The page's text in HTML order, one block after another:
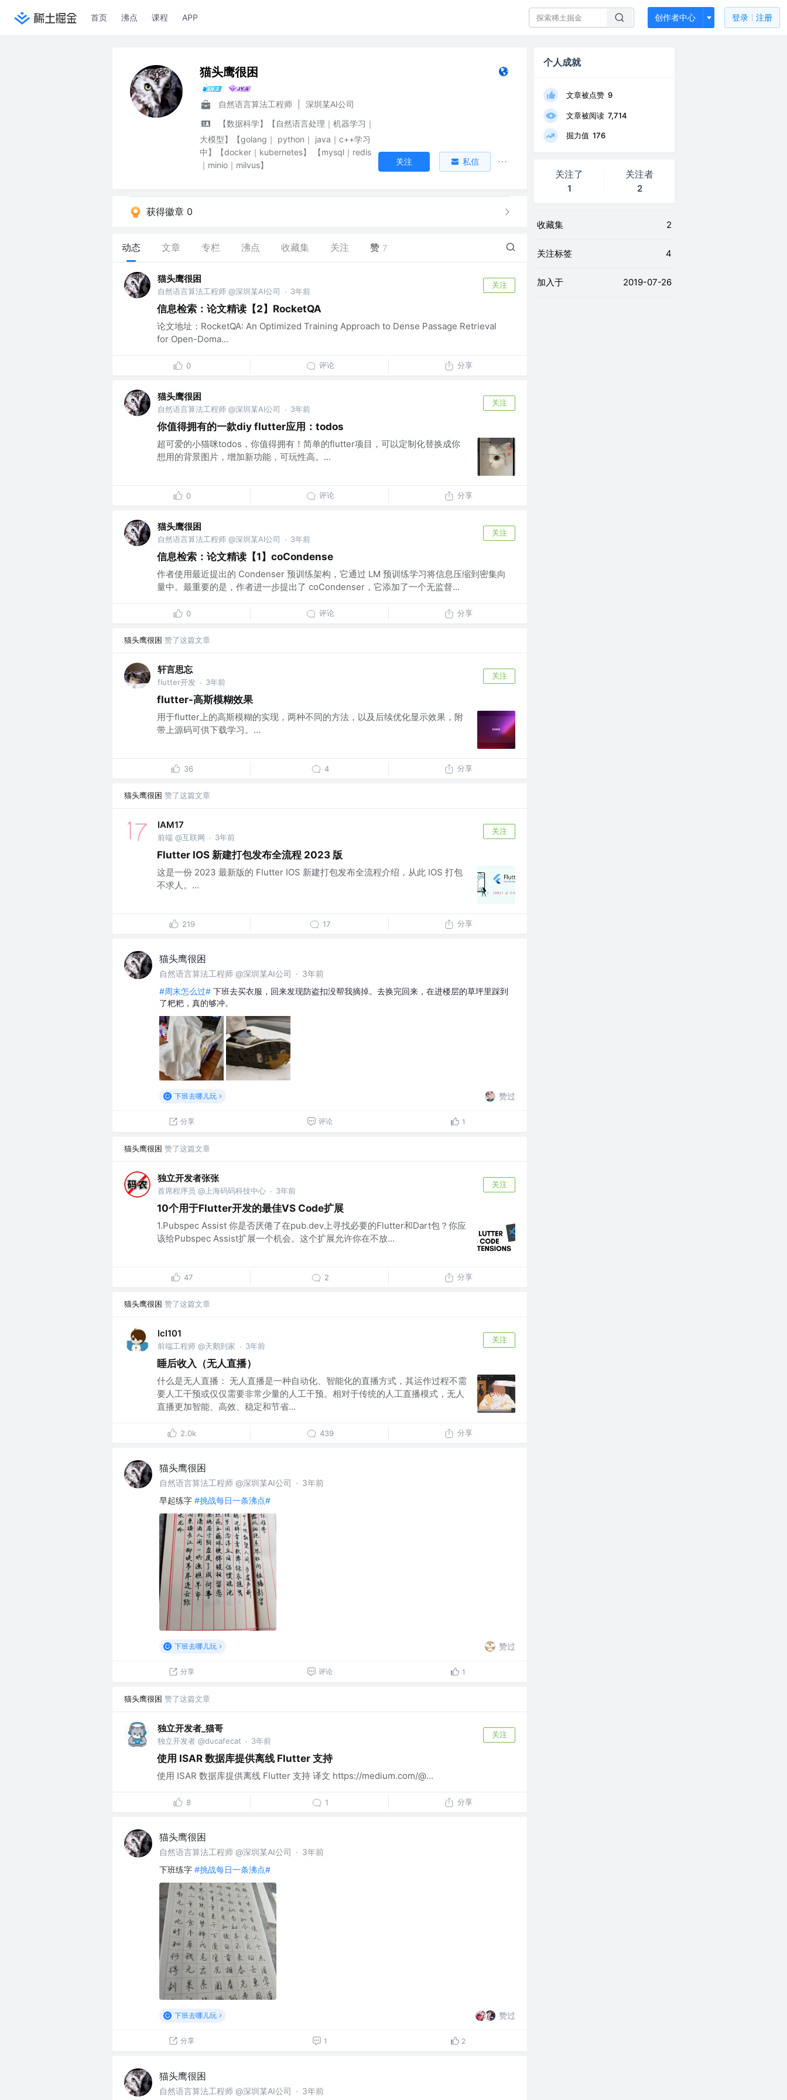
首页 沸点 课程 APP 创作者中心 登录 注册
猫头鹰很困
自然语言算法工程师
深圳某AI公司
【数据科学】【自然语言处理｜机器学习｜
大模型】【golang｜ python｜ java｜c++学习
中】【docker｜kubernetes】 【mysql｜redis
｜minio｜milvus】
关注 私信
获得徽章 0
动态 文章 专栏 沸点 收藏集 关注 赞 7
猫头鹰很困
自然语言算法工程师 @深圳某AI公司 · 3年前
关注
信息检索：论文精读【2】RocketQA
论文地址：RocketQA: An Optimized Training Approach to Dense Passage Retrieval
for Open-Doma...
0 评论 分享
猫头鹰很困
自然语言算法工程师 @深圳某AI公司 · 3年前
关注
你值得拥有的一款diy flutter应用：todos
超可爱的小猫咪todos，你值得拥有！简单的flutter项目，可以定制化替换成你
想用的背景图片，增加新功能，可玩性高。...
0 评论 分享
猫头鹰很困
自然语言算法工程师 @深圳某AI公司 · 3年前
关注
信息检索：论文精读【1】coCondense
作者使用最近提出的 Condenser 预训练架构，它通过 LM 预训练学习将信息压缩到密集向
量中。最重要的是，作者进一步提出了 coCondenser，它添加了一个无监督...
0 评论 分享
猫头鹰很困 赞了这篇文章
轩言思忘
flutter开发 · 3年前
关注
flutter-高斯模糊效果
用于flutter上的高斯模糊的实现，两种不同的方法，以及后续优化显示效果，附
带上源码可供下载学习。...
36 4 分享
猫头鹰很困 赞了这篇文章
IAM17
前端 @互联网 · 3年前
关注
Flutter IOS 新建打包发布全流程 2023 版
这是一份 2023 最新版的 Flutter IOS 新建打包发布全流程介绍，从此 IOS 打包
不求人。...
219 17 分享
猫头鹰很困
自然语言算法工程师 @深圳某AI公司 · 3年前
#周末怎么过# 下班去买衣服，回来发现防盗扣没帮我摘掉。去换完回来，在进楼层的草坪里踩到
了粑粑，真的够冲。
下班去哪儿玩 赞过
分享 评论 1
猫头鹰很困 赞了这篇文章
独立开发者张张
首席程序员 @上海码码科技中心 · 3年前
关注
10个用于Flutter开发的最佳VS Code扩展
1.Pubspec Assist 你是否厌倦了在pub.dev上寻找必要的Flutter和Dart包？你应
该给Pubspec Assist扩展一个机会。这个扩展允许你在不放...
47 2 分享
猫头鹰很困 赞了这篇文章
lcl101
前端工程师 @天鹅到家 · 3年前
关注
睡后收入（无人直播）
什么是无人直播： 无人直播是一种自动化、智能化的直播方式，其运作过程不需
要人工干预或仅仅需要非常少量的人工干预。相对于传统的人工直播模式，无人
直播更加智能、高效、稳定和节省...
2.0k 439 分享
猫头鹰很困
自然语言算法工程师 @深圳某AI公司 · 3年前
早起练字 #挑战每日一条沸点#
下班去哪儿玩 赞过
分享 评论 1
猫头鹰很困 赞了这篇文章
独立开发者_猫哥
独立开发者 @ducafecat · 3年前
关注
使用 ISAR 数据库提供离线 Flutter 支持
使用 ISAR 数据库提供离线 Flutter 支持 译文 https://medium.com/@...
8 1 分享
猫头鹰很困
自然语言算法工程师 @深圳某AI公司 · 3年前
下班练字 #挑战每日一条沸点#
下班去哪儿玩 赞过
分享 1 2
猫头鹰很困
自然语言算法工程师 @深圳某AI公司 · 3年前
个人成就
文章被点赞 9
文章被阅读 7,714
掘力值 176
关注了
1
关注者
2
收藏集 2
关注标签 4
加入于 2019-07-26